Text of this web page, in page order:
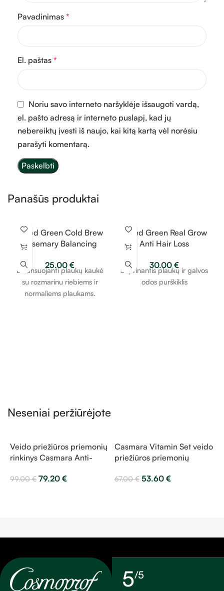
Pavadinimas *
El. paštas *
Noriu savo interneto naršyklėje išsaugoti vardą,
el. pašto adresą ir interneto puslapį, kad jų
nebereiktų įvesti iš naujo, kai kitą kartą vėl norėsiu
parašyti komentarą.
Panašūs produktai
Rated Green Cold Brew
Rosemary Balancing
su rozmarinu riebiems ir
normaliems plaukams
200ml
25.00 €
Balansuojanti plaukų kaukė
su rozmarinu riebiems ir
normaliems plaukams.
Rated Green Real Grow
Anti Hair Loss
– purškiklis plaukams
su rozmarinu 120ml
30.00 €
Stiprinantis plaukų ir galvos
odos purškiklis
Neseniai peržiūrėjote
Veido priežiūros priemonių
rinkinys Casmara Anti-
99.00€ 79.20 €
Casmara Vitamin Set veido
priežiūros priemonių
67.00€ 53.60 €
5/5